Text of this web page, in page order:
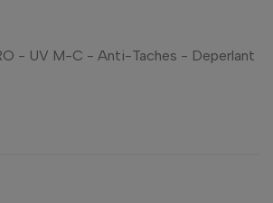
- UV M-C - Anti-Taches - Deperlant